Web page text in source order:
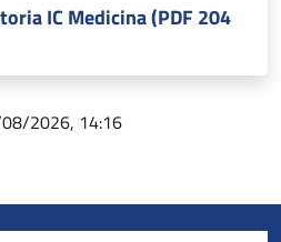
IC Medicina (PDF 204
2026, 14:16